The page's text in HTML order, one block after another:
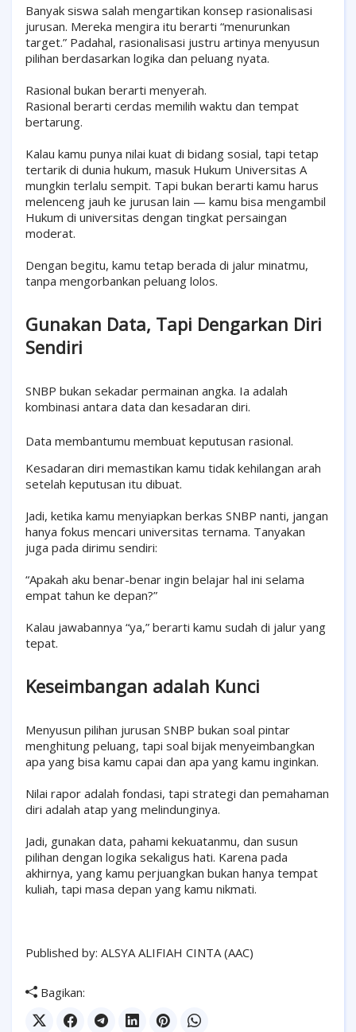
Banyak siswa salah mengartikan konsep rasionalisasi
jurusan. Mereka mengira itu berarti “menurunkan
target.” Padahal, rasionalisasi justru artinya menyusun
pilihan berdasarkan logika dan peluang nyata.
Rasional bukan berarti menyerah.
Rasional berarti cerdas memilih waktu dan tempat
bertarung.
Kalau kamu punya nilai kuat di bidang sosial, tapi tetap
tertarik di dunia hukum, masuk Hukum Universitas A
mungkin terlalu sempit. Tapi bukan berarti kamu harus
melenceng jauh ke jurusan lain — kamu bisa mengambil
Hukum di universitas dengan tingkat persaingan
moderat.
Dengan begitu, kamu tetap berada di jalur minatmu,
tanpa mengorbankan peluang lolos.
Gunakan Data, Tapi Dengarkan Diri
Sendiri
SNBP bukan sekadar permainan angka. Ia adalah
kombinasi antara data dan kesadaran diri.
Data membantumu membuat keputusan rasional.
Kesadaran diri memastikan kamu tidak kehilangan arah
setelah keputusan itu dibuat.
Jadi, ketika kamu menyiapkan berkas SNBP nanti, jangan
hanya fokus mencari universitas ternama. Tanyakan
juga pada dirimu sendiri:
“Apakah aku benar-benar ingin belajar hal ini selama
empat tahun ke depan?”
Kalau jawabannya “ya,” berarti kamu sudah di jalur yang
tepat.
Keseimbangan adalah Kunci
Menyusun pilihan jurusan SNBP bukan soal pintar
menghitung peluang, tapi soal bijak menyeimbangkan
apa yang bisa kamu capai dan apa yang kamu inginkan.
Nilai rapor adalah fondasi, tapi strategi dan pemahaman
diri adalah atap yang melindunginya.
Jadi, gunakan data, pahami kekuatanmu, dan susun
pilihan dengan logika sekaligus hati. Karena pada
akhirnya, yang kamu perjuangkan bukan hanya tempat
kuliah, tapi masa depan yang kamu nikmati.
Published by: ALSYA ALIFIAH CINTA (AAC)
Bagikan: